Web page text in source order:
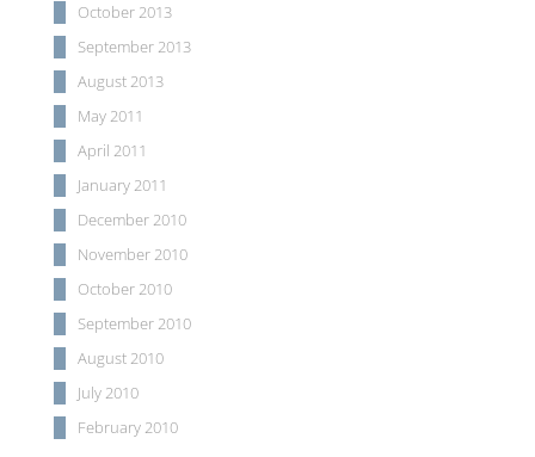
October 2013
September 2013
August 2013
May 2011
April 2011
January 2011
December 2010
November 2010
October 2010
September 2010
August 2010
July 2010
February 2010